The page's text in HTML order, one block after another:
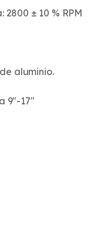
± 10 % RPM
aluminio.
9"-17"